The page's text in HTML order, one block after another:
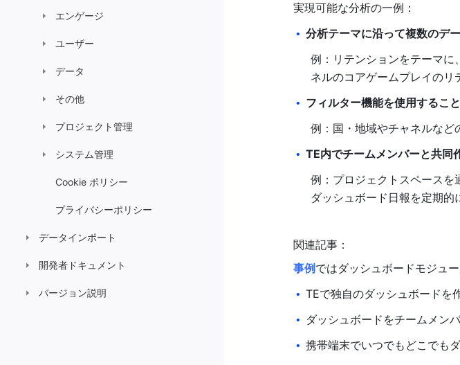
エンゲージ
ユーザー
データ
その他
プロジェクト管理
システム管理
Cookie ポリシー
プライバシーポリシー
データインポート
開発者ドキュメント
バージョン説明
実現可能な分析の一例 ：
• 分析テーマに沿って複数のデ
例：リテンションをテーマに
ネルのコアゲームプレイのリ
• フィルター機能を使用するこ
例：国・地域やチャネルなど
• TE内でチームメンバーと共同
例：プロジェクトスペースを
ダッシュボード日報を定期的
関連記事：
事例 ではダッシュボードモジュ
• TEで独自のダッシュボードを
• ダッシュボードをチームメン
• 携帯端末でいつでもどこでも